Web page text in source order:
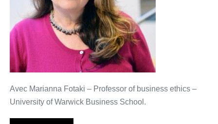
gouvernance
d’entreprise:
central
ou
inutile?
Avec Marianna Fotaki – Professor of business ethics –
University of Warwick Business School.